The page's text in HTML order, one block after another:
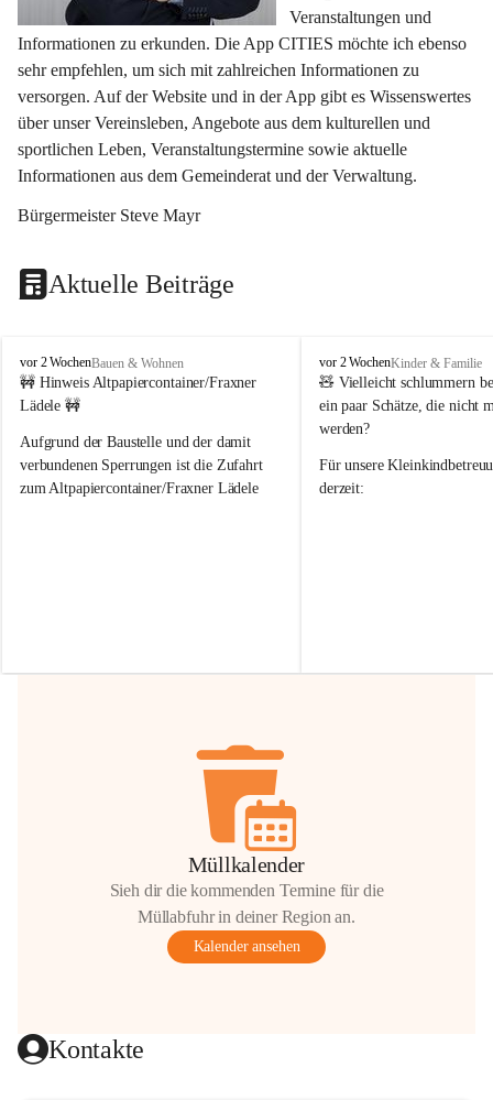
Veranstaltungen und
Informationen zu erkunden. Die App CITIES möchte ich ebenso
sehr empfehlen, um sich mit zahlreichen Informationen zu
versorgen. Auf der Website und in der App gibt es Wissenswertes
über unser Vereinsleben, Angebote aus dem kulturellen und
sportlichen Leben, Veranstaltungstermine sowie aktuelle
Informationen aus dem Gemeinderat und der Verwaltung.
Bürgermeister Steve Mayr
Aktuelle Beiträge
F
r
a
e
r
n
vor 2 WochenBauen & Wohnen
🚧 Hinweis Altpapiercontainer/Fraxner
Lädele 🚧
Aufgrund der Baustelle und der damit
verbundenen Sperrungen ist die Zufahrt
zum Altpapiercontainer/Fraxner Lädele
Hilfsbereitschaft!
F
r
a
x
r
n
vor 2 WochenKinder & Familie
🧸 Vielleicht schlummern
ein paar Schätze, die nicht
werden?
Für unsere
derzeit:
Müllkalender
Sieh dir die kommenden Termine für die
Müllabfuhr in deiner Region an.
Kalender ansehen
Kontakte